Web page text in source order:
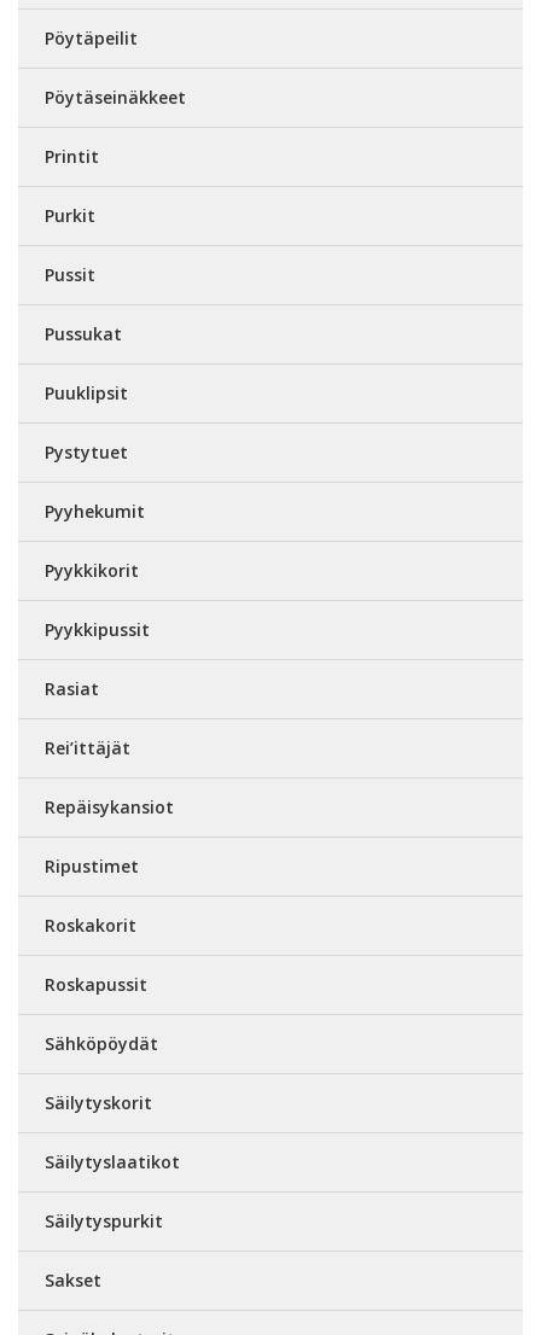
Pöytäpeilit
Pöytäseinäkkeet
Printit
Purkit
Pussit
Pussukat
Puuklipsit
Pystytuet
Pyyhekumit
Pyykkikorit
Pyykkipussit
Rasiat
Rei’ittäjät
Repäisykansiot
Ripustimet
Roskakorit
Roskapussit
Sähköpöydät
Säilytyskorit
Säilytyslaatikot
Säilytyspurkit
Sakset